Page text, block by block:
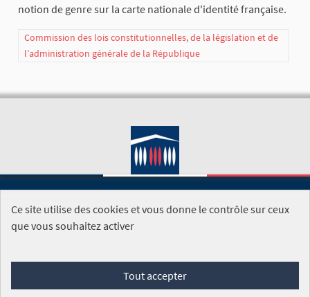
notion de genre sur la carte nationale d'identité française.
Commission des lois constitutionnelles, de la législation et de
l’administration générale de la République
SITE DE L'ASSEMBLÉE NATIONALE
Foire aux questions
Conditions générales d'utilisation (CGU)
Ce site utilise des cookies et vous donne le contrôle sur ceux
que vous souhaitez activer
Tout accepter